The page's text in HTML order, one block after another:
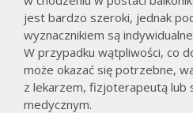
jest bardzo szeroki, jednak
wyznacznikiem są
W przypadku wątpliwości, co
może okazać się potrzebne,
z lekarzem, fizjoterapeutą lub
medycznym.